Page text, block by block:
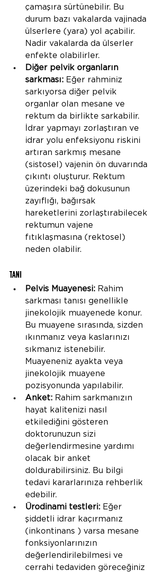
çamaşıra sürtünebilir. Bu
durum bazı vakalarda vajinada
ülserlere (yara) yol açabilir.
Nadir vakalarda da ülserler
enfekte olabilirler.
Diğer pelvik organların
sarkması: Eğer rahminiz
sarkıyorsa diğer pelvik
organlar olan mesane ve
rektum da birlikte sarkabilir.
İdrar yapmayı zorlaştıran ve
idrar yolu enfeksiyonu riskini
artıran sarkmış mesane
(sistosel) vajenin ön duvarında
çıkıntı oluşturur. Rektum
üzerindeki bağ dokusunun
zayıflığı, bağırsak
hareketlerini zorlaştırabilecek
rektumun vajene
fıtıklaşmasına (rektosel)
neden olabilir.
TANI
Pelvis Muayenesi: Rahim
sarkması tanısı genellikle
jinekolojik muayenede konur.
Bu muayene sırasında, sizden
ıkınmanız veya kaslarınızı
sıkmanız istenebilir.
Muayeneniz ayakta veya
jinekolojik muayene
pozisyonunda yapılabilir.
Anket: Rahim sarkmanızın
hayat kalitenizi nasıl
etkilediğini gösteren
doktorunuzun sizi
değerlendirmesine yardımı
olacak bir anket
doldurabilirsiniz. Bu bilgi
tedavi kararlarınıza rehberlik
edebilir.
Ürodinami testleri: Eğer
şiddetli idrar kaçırmanız
(inkontinans ) varsa mesane
fonksiyonlarınızın
değerlendirilebilmesi ve
cerrahi tedaviden göreceğiniz